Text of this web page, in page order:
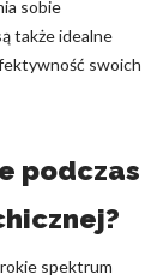
sobie
także idealne
swoich
podczas
spektrum